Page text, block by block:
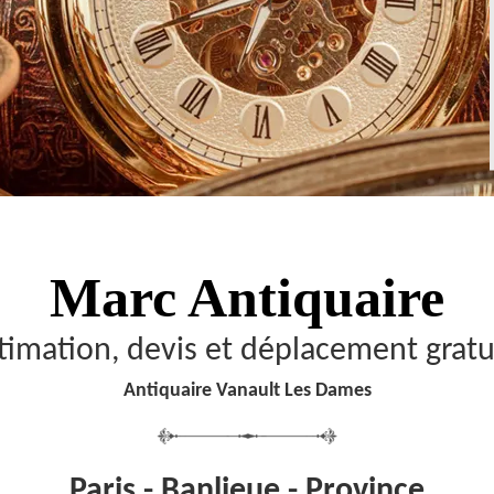
Marc Antiquaire
devis et déplacement
Antiquaire Vanault Les Dames